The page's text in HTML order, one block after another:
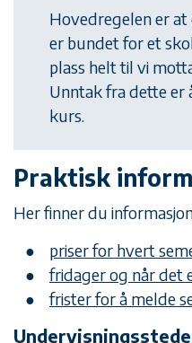
Hovedregelen er at
er bundet for et
plass helt til vi
Unntak fra dette er
kurs.
Praktisk
Her finner du
priser for hvert
fridager og når det
frister for å melde